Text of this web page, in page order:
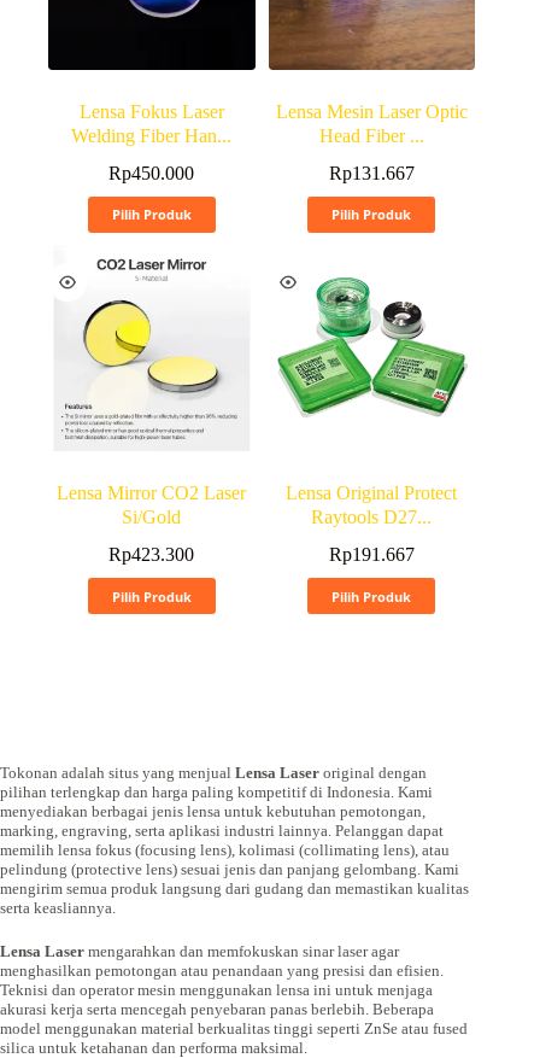
Lensa Fokus Laser
Welding Fiber Han...
Rp450.000
Pilih Produk
Lensa Mesin Laser Optic
Head Fiber ...
Rp131.667
Pilih Produk
Lensa Mirror CO2 Laser
Si/Gold
Rp423.300
Pilih Produk
Lensa Original Protect
Raytools D27...
Rp191.667
Pilih Produk
Tokonan adalah situs yang menjual Lensa Laser original dengan
pilihan terlengkap dan harga paling kompetitif di Indonesia. Kami
menyediakan berbagai jenis lensa untuk kebutuhan pemotongan,
marking, engraving, serta aplikasi industri lainnya. Pelanggan dapat
memilih lensa fokus (focusing lens), kolimasi (collimating lens), atau
pelindung (protective lens) sesuai jenis dan panjang gelombang. Kami
mengirim semua produk langsung dari gudang dan memastikan kualitas
serta keasliannya.
Lensa Laser mengarahkan dan memfokuskan sinar laser agar
menghasilkan pemotongan atau penandaan yang presisi dan efisien.
Teknisi dan operator mesin menggunakan lensa ini untuk menjaga
akurasi kerja serta mencegah penyebaran panas berlebih. Beberapa
model menggunakan material berkualitas tinggi seperti ZnSe atau fused
silica untuk ketahanan dan performa maksimal.